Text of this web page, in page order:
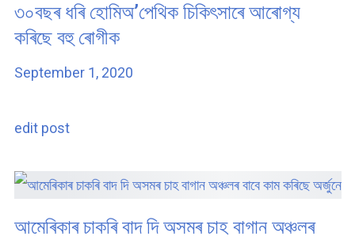
৩০বছৰ ধৰি হোমিঅ’পেথিক চিকিৎসাৰে আৰোগ্য
কৰিছে বহু ৰোগীক
September 1, 2020
edit post
আমেৰিকাৰ চাকৰি বাদ দি অসমৰ চাহ বাগান অঞ্চলৰ